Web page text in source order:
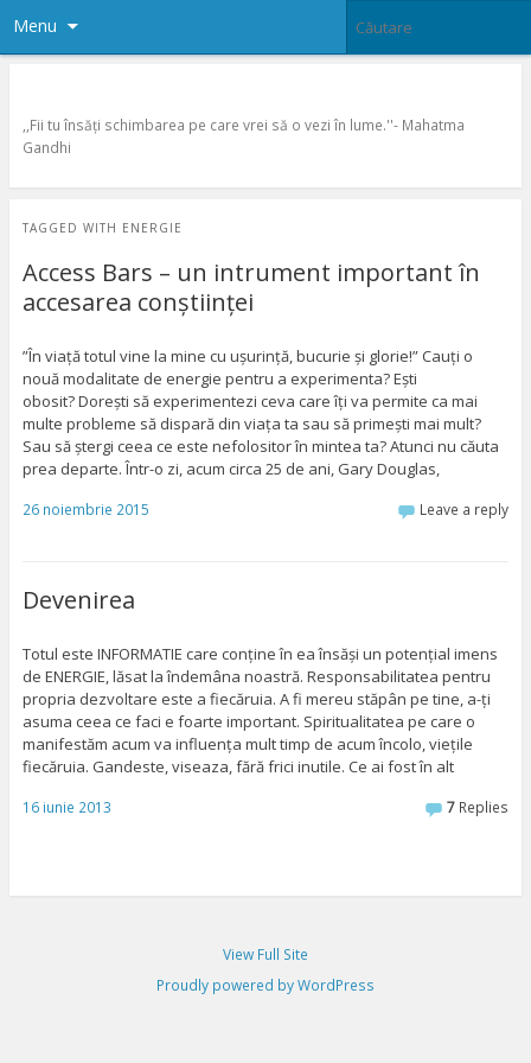
Menu
,,Fii tu însăţi schimbarea pe care vrei să o vezi în lume.''- Mahatma
Gandhi
TAGGED WITH ENERGIE
Access Bars – un intrument important în
accesarea conștiinței
”În viață totul vine la mine cu ușurință, bucurie și glorie!” Cauți o
nouă modalitate de energie pentru a experimenta? Ești
obosit? Dorești să experimentezi ceva care îți va permite ca mai
multe probleme să dispară din viața ta sau să primești mai mult?
Sau să ștergi ceea ce este nefolositor în mintea ta? Atunci nu căuta
prea departe. Într-o zi, acum circa 25 de ani, Gary Douglas,
26 noiembrie 2015 Leave a reply
Devenirea
Totul este INFORMATIE care conține în ea însăși un potențial imens
de ENERGIE, lăsat la îndemâna noastră. Responsabilitatea pentru
propria dezvoltare este a fiecăruia. A fi mereu stăpân pe tine, a-ți
asuma ceea ce faci e foarte important. Spiritualitatea pe care o
manifestăm acum va influența mult timp de acum încolo, viețile
fiecăruia. Gandeste, viseaza, fără frici inutile. Ce ai fost în alt
16 iunie 2013 7 Replies
View Full Site
Proudly powered by WordPress